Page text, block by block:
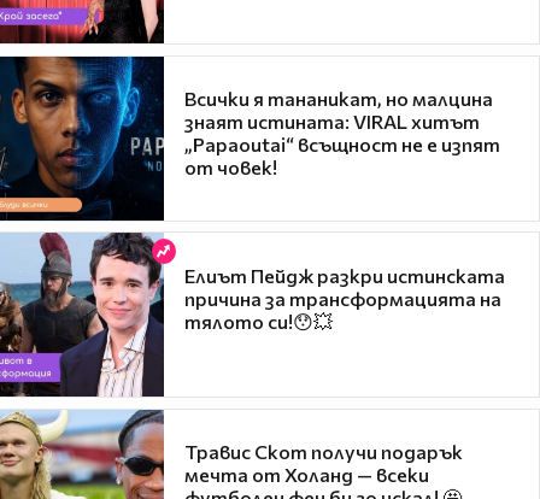
Всички я тананикат, но малцина
знаят истината: VIRAL хитът
„Papaoutai“ всъщност не е изпят
от човек!
Елиът Пейдж разкри истинската
причина за трансформацията на
тялото си!😯💥
Травис Скот получи подарък
мечта от Холанд — всеки